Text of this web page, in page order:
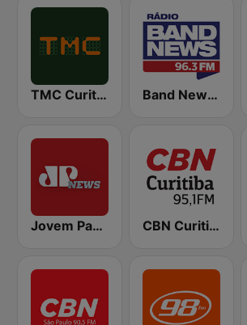
TMC Curitiba Band News FM 96.3 Curitiba
Jovem Pan News CBN Curitiba